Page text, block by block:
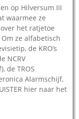
op Hilversum III
waarmee ze
het ratjetoe
ze alfabetisch
de KRO’s
NCRV
de TROS
Alarmschijf,
hier naar het